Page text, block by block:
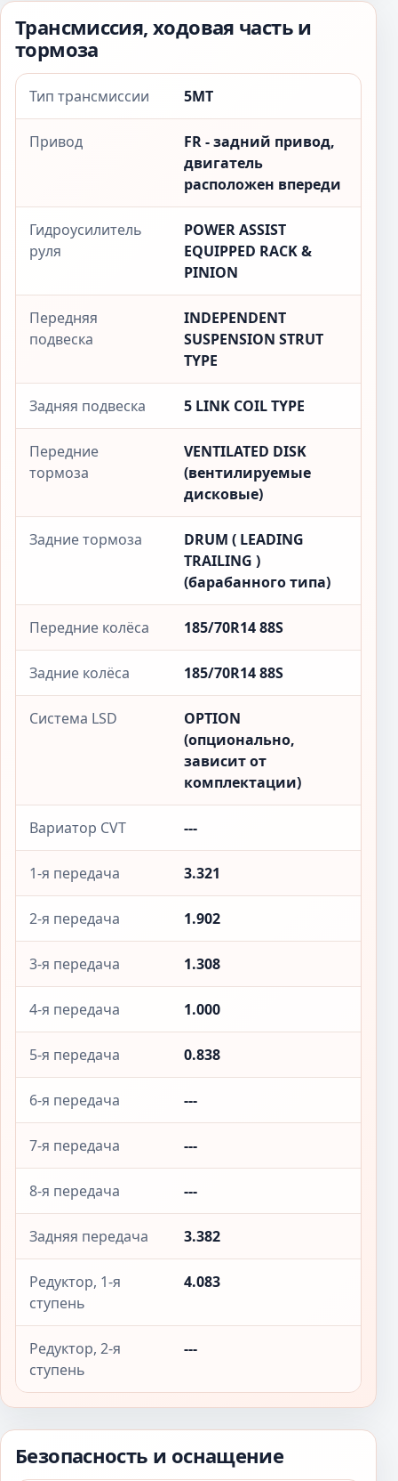
Трансмиссия, ходовая часть и
тормоза
Тип трансмиссии 5MT
Привод
FR - задний привод,
двигатель
расположен впереди
Гидроусилитель
руля
POWER ASSIST
EQUIPPED RACK &
PINION
Передняя
подвеска
INDEPENDENT
SUSPENSION STRUT
TYPE
Задняя подвеска 5 LINK COIL TYPE
Передние
тормоза
VENTILATED DISK
(вентилируемые
дисковые)
Задние тормоза
DRUM ( LEADING
TRAILING )
(барабанного типа)
Передние колёса 185/70R14 88S
Задние колёса 185/70R14 88S
Система LSD
OPTION
(опционально,
зависит от
комплектации)
Вариатор CVT ---
1-я передача 3.321
2-я передача 1.902
3-я передача 1.308
4-я передача 1.000
5-я передача 0.838
6-я передача ---
7-я передача ---
8-я передача ---
Задняя передача 3.382
Редуктор, 1-я
ступень
4.083
Редуктор, 2-я
ступень
---
Безопасность и оснащение